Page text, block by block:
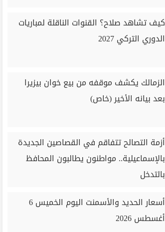
كيف تشاهد صلاح؟ القنوات الناقلة لمباريات
الدوري التركي 2027
الزمالك يكشف موقفه من بيع خوان بيزيرا
بعد بيانه الأخير (خاص)
أزمة التصالح تتفاقم في القصاصين الجديدة
بالإسماعيلية.. مواطنون يطالبون المحافظ
بالتدخل
أسعار الحديد والأسمنت اليوم الخميس 6
أغسطس 2026